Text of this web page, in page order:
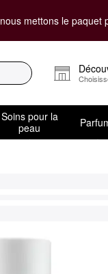
nous mettons le paquet
Soins pour la
peau